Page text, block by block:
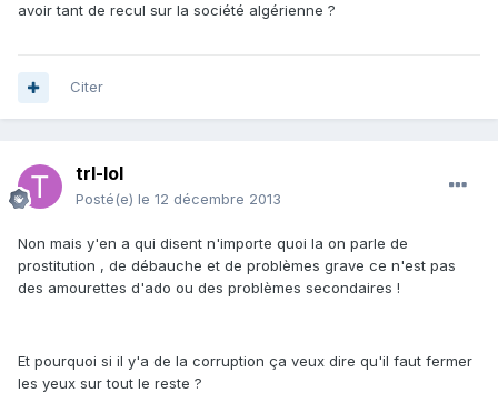
avoir tant de recul sur la société algérienne ?
Citer
trl-lol
Posté(e) le 12 décembre 2013
Non mais y'en a qui disent n'importe quoi la on parle de
prostitution , de débauche et de problèmes grave ce n'est pas
des amourettes d'ado ou des problèmes secondaires !
Et pourquoi si il y'a de la corruption ça veux dire qu'il faut fermer
les yeux sur tout le reste ?